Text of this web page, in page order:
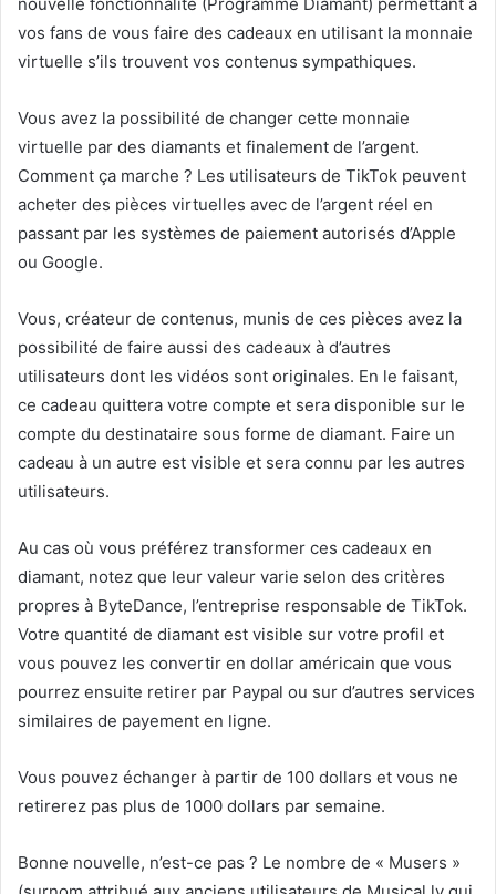
vos fans de vous faire des cadeaux en utilisant la monnaie
virtuelle s’ils trouvent vos contenus sympathiques.
Vous avez la possibilité de changer cette monnaie
virtuelle par des diamants et finalement de l’argent.
Comment ça marche ? Les utilisateurs de TikTok peuvent
acheter des pièces virtuelles avec de l’argent réel en
passant par les systèmes de paiement autorisés d’Apple
ou Google.
Vous, créateur de contenus, munis de ces pièces avez la
possibilité de faire aussi des cadeaux à d’autres
utilisateurs dont les vidéos sont originales. En le faisant,
ce cadeau quittera votre compte et sera disponible sur le
compte du destinataire sous forme de diamant. Faire un
cadeau à un autre est visible et sera connu par les autres
utilisateurs.
Au cas où vous préférez transformer ces cadeaux en
diamant, notez que leur valeur varie selon des critères
propres à ByteDance, l’entreprise responsable de TikTok.
Votre quantité de diamant est visible sur votre profil et
vous pouvez les convertir en dollar américain que vous
pourrez ensuite retirer par Paypal ou sur d’autres services
similaires de payement en ligne.
Vous pouvez échanger à partir de 100 dollars et vous ne
retirerez pas plus de 1000 dollars par semaine.
Bonne nouvelle, n’est-ce pas ? Le nombre de « Musers »